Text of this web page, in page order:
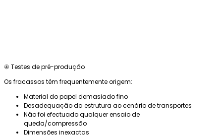
④ Testes de pré-produção
Os fracassos têm frequentemente origem:
Material do papel demasiado fino
Desadequação da estrutura ao cenário de transportes
Não foi efectuado qualquer ensaio de
queda/compressão
Dimensões inexactas